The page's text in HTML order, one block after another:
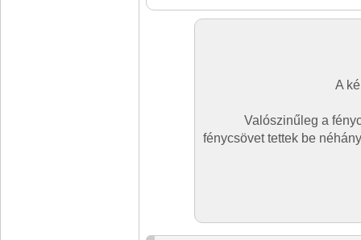
A
Valószinűleg a
fénycsövet tettek be